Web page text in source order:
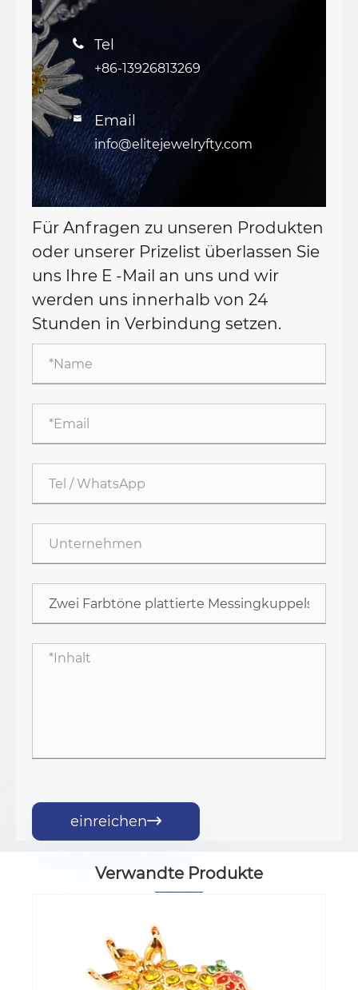
 Tel
+86-13926813269
 Email
info@elitejewelryfty.com
Für Anfragen zu unseren Produkten
oder unserer Prizelist überlassen Sie
uns Ihre E -Mail an uns und wir
werden uns innerhalb von 24
Stunden in Verbindung setzen.
einreichen
Verwandte Produkte